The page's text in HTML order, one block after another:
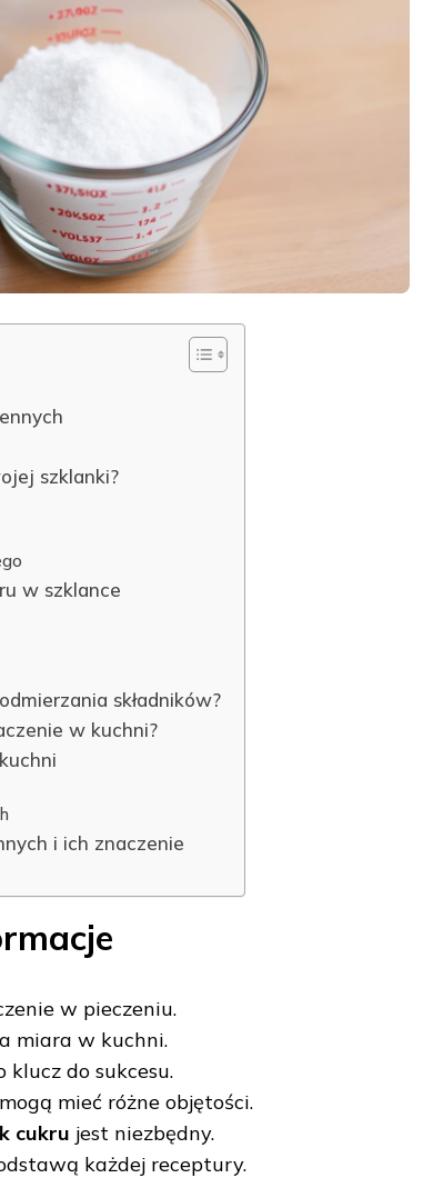
szklanki?
w szklance
składników?
w kuchni?
i ich znaczenie
w pieczeniu.
miara w kuchni.
do sukcesu.
mieć różne objętości.
cukru jest niezbędny.
każdej receptury.